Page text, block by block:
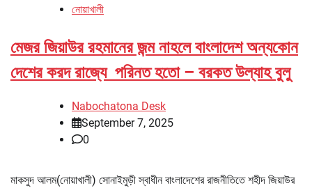
নোয়াখালী
মেজর জিয়াউর রহমানের জন্ম নাহলে বাংলাদেশ অন্যকোন
দেশের করদ রাজ্যে পরিনত হতো – বরকত উল্যাহ বুলু
Nabochatona Desk
September 7, 2025
0
মাকসুদ আলম(নোয়াখালী) সোনাইমুড়ী স্বাধীন বাংলাদেশের রাজনীতিতে শহীদ জিয়াউর